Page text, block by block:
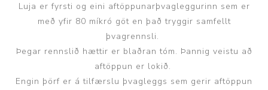
Luja er fyrsti og eini aftöppunarþvagleggurinn sem er
með yfir 80 míkró göt en það tryggir samfellt
þvagrennsli.
Þegar rennslið hættir er blaðran tóm. Þannig veistu að
aftöppun er lokið.
Engin þörf er á tilfærslu þvagleggs sem gerir aftöppun